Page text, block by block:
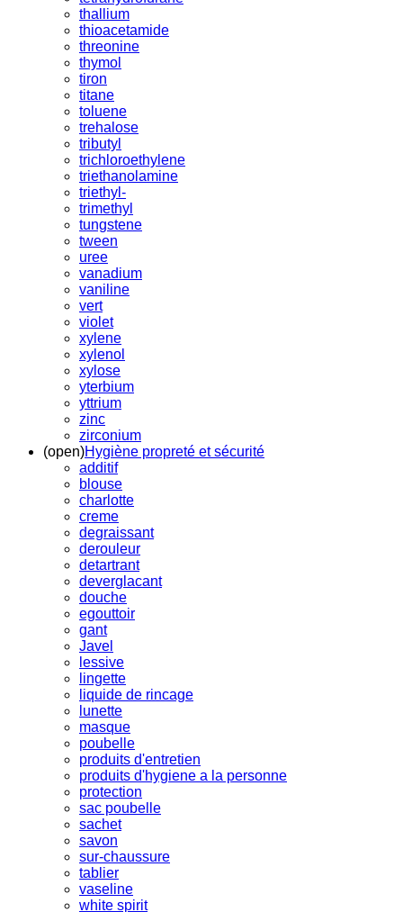
thallium
thioacetamide
threonine
thymol
tiron
titane
toluene
trehalose
tributyl
trichloroethylene
triethanolamine
triethyl-
trimethyl
tungstene
tween
uree
vanadium
vaniline
vert
violet
xylene
xylenol
xylose
yterbium
yttrium
zinc
zirconium
(open)Hygiène propreté et sécurité
additif
blouse
charlotte
creme
degraissant
derouleur
detartrant
deverglacant
douche
egouttoir
gant
Javel
lessive
lingette
liquide de rincage
lunette
masque
poubelle
produits d'entretien
produits d'hygiene a la personne
protection
sac poubelle
sachet
savon
sur-chaussure
tablier
vaseline
white spirit